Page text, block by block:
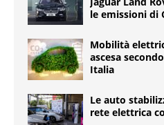
le emissioni di
Mobilità
ascesa
Italia
Le auto
rete elettrica